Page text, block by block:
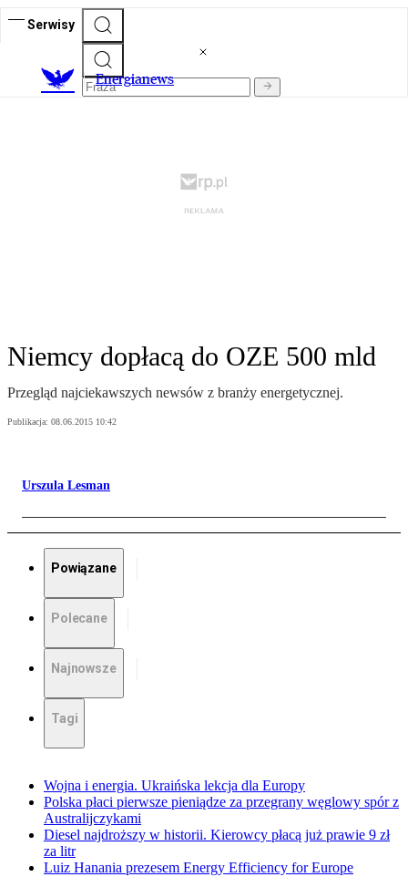
Serwisy
Energianews
Niemcy dopłacą do OZE 500 mld
Przegląd najciekawszych newsów z branży energetycznej.
Publikacja: 08.06.2015 10:42
Urszula Lesman
Powiązane
Polecane
Najnowsze
Tagi
Wojna i energia. Ukraińska lekcja dla Europy
Polska płaci pierwsze pieniądze za przegrany węglowy spór z
Australijczykami
Diesel najdroższy w historii. Kierowcy płacą już prawie 9 zł
za litr
Luiz Hanania prezesem Energy Efficiency for Europe